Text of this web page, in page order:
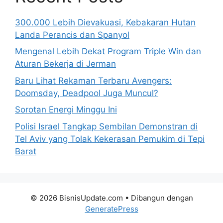
300.000 Lebih Dievakuasi, Kebakaran Hutan
Landa Perancis dan Spanyol
Mengenal Lebih Dekat Program Triple Win dan
Aturan Bekerja di Jerman
Baru Lihat Rekaman Terbaru Avengers:
Doomsday, Deadpool Juga Muncul?
Sorotan Energi Minggu Ini
Polisi Israel Tangkap Sembilan Demonstran di
Tel Aviv yang Tolak Kekerasan Pemukim di Tepi
Barat
© 2026 BisnisUpdate.com • Dibangun dengan
GeneratePress